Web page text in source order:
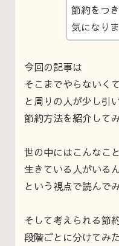
節約をつ
気になり
今回の記事は
そこまでやらないく
と周りの人が少し引
節約方法を紹介してみ
世の中にはこんなこ
生きている人がいる
という視点で読んで
そして考えられる節
段階ごとに分けてみ